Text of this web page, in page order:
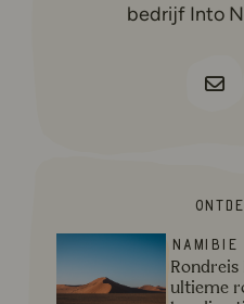
bedrijf Into
Namibië
Rondreis
ultieme
Lees meer over